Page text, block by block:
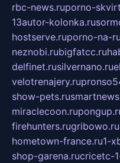
rbc-news.ruporno-
13autor-kolonka.ru
hostserve.ruporno-na-
neznobi.rubigfatcc.ru
delfinet.rusilvernano.ru
velotrenajery.ru
show-pets.ru
miraclecoon.ru
firehunters.rugribowo.ru
hometown-france.ru1-
shop-garena.rucricetc-